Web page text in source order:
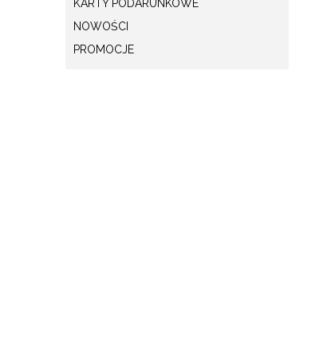
KARTY PODARUNKOWE
NOWOŚCI
PROMOCJE